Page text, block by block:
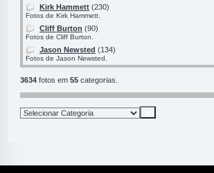
Kirk Hammett (230)
Fotos de Kirk Hammett.
Cliff Burton (90)
Fotos de Cliff Burton.
Jason Newsted (134)
Fotos de Jason Newsted.
3634 fotos em 55 categorias.